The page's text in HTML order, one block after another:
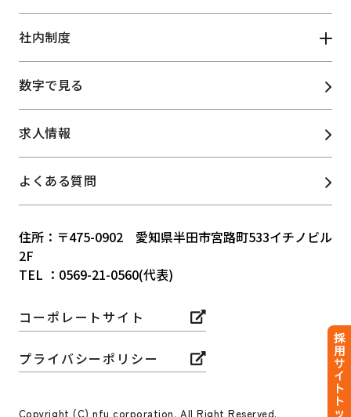
採
用
サ
イ
ト
ト
ッ
大学運営支援業務
・Web制作事業
社内制度
福利厚生
数字で見る
求人情報
よくある質問
住所：〒475-0902 愛知県半田市宮路町533イチノビル
2F
TEL ：0569-21-0560(代表)
コーポレートサイト
プライバシーポリシー
Copyright (C) nfu corporation. All Right Reserved.